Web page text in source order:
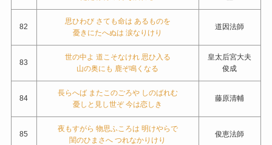
82
思ひわび さても命は あるものを
憂きにたへぬは 涙なりけり
道因法師
83
世の中よ 道こそなけれ 思ひ入る
山の奥にも 鹿ぞ鳴くなる
皇太后宮大夫
俊成
84
長らへば またこのごろや しのばれむ
憂しと見し世ぞ 今は恋しき
藤原清輔
85
夜もすがら 物思ふころは 明けやらで
閨のひまさへ つれなかりけり
俊恵法師